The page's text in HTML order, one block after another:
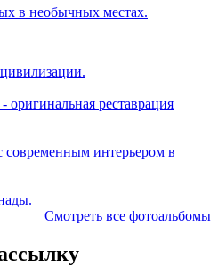
в необычных местах.
реставрация
интерьером в
Смотреть все фотоальбомы